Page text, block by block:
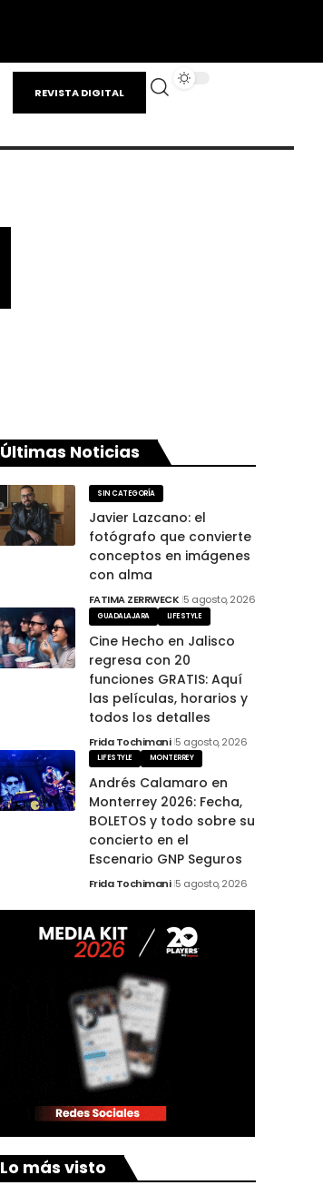
REVISTA DIGITAL
Últimas Noticias
SIN CATEGORÍA
Javier Lazcano: el
fotógrafo que convierte
conceptos en imágenes
con alma
FATIMA ZERRWECK 5 agosto, 2026
GUADALAJARA LIFESTYLE
Cine Hecho en Jalisco
regresa con 20
funciones GRATIS: Aquí
las películas, horarios y
todos los detalles
Frida Tochimani 5 agosto, 2026
LIFESTYLE MONTERREY
Andrés Calamaro en
Monterrey 2026: Fecha,
BOLETOS y todo sobre su
concierto en el
Escenario GNP Seguros
Frida Tochimani 5 agosto, 2026
Lo más visto